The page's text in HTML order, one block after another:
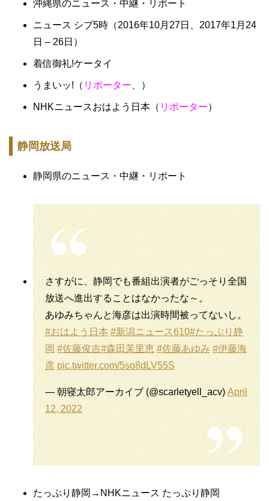
沖縄県のニュース・中継・リポート
ニュース シブ5時（2016年10月27日、2017年1月24
日 – 26日）
着信御礼!ケータイ
うまいッ!（ リポーター 、）
NHKニュースおはよう日本（ リポーター）
静岡放送局
静岡県のニュース・中継・リポート
さすがに、静岡でも番組出演者がごっそり全国
放送へ進出することはなかったな～。
あゆみちゃんと海彦は出演時間被ってないし。
#おはよう日本 #新潟ニュース610#たっぷり静
岡 #佐藤俊吉#森田茉里恵 #佐藤あゆみ #伊藤海
彦 pic.twitter.com/5so8dLV55S
— 朝寝太郎アーカイブ (@scarletyell_acv) April
12, 2022
たっぷり静岡→NHKニュース たっぷり静岡